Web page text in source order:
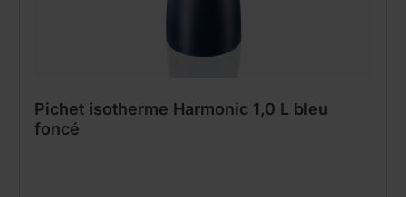
Pichet isotherme Harmonic 1,0 L bleu
foncé